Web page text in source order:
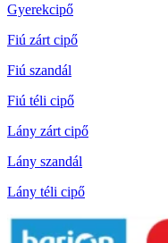
Gyerekcipő
Fiú zárt cipő
Fiú szandál
Fiú téli cipő
Lány zárt cipő
Lány szandál
Lány téli cipő